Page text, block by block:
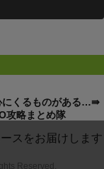
にくるものがある…⇛
攻略まとめ隊
スをお届けします
Reserved.